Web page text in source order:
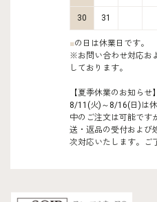
30 31
■の日は休業日です。
※お問い合わせ対応お
しております。
【夏季休業のお知らせ】
8/11(火)～8/16(日)は
中のご注文は可能です
送・返品の受付および
次対応いたします。ご